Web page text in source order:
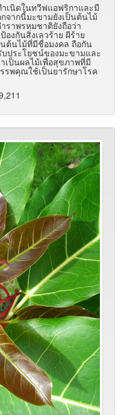
เนิดในทวีฟแอฟริกาและมี
จากนี้มะขามยังเป็นต้นไม้
ราพรหมชาติยังถือว่า
งกันสิ่งเลวร้าย ผีร้าย
นต้นไม้ที่มีชื่อมงคล ถือกัน
บประโยชน์ของมะขามและ
ป็นผลไม้เพื่อสุขภาพที่มี
รพคุณใช้เป็นยารักษาโรค